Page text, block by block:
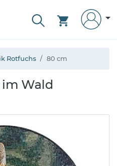
Rotfuchs 80 cm
Wald